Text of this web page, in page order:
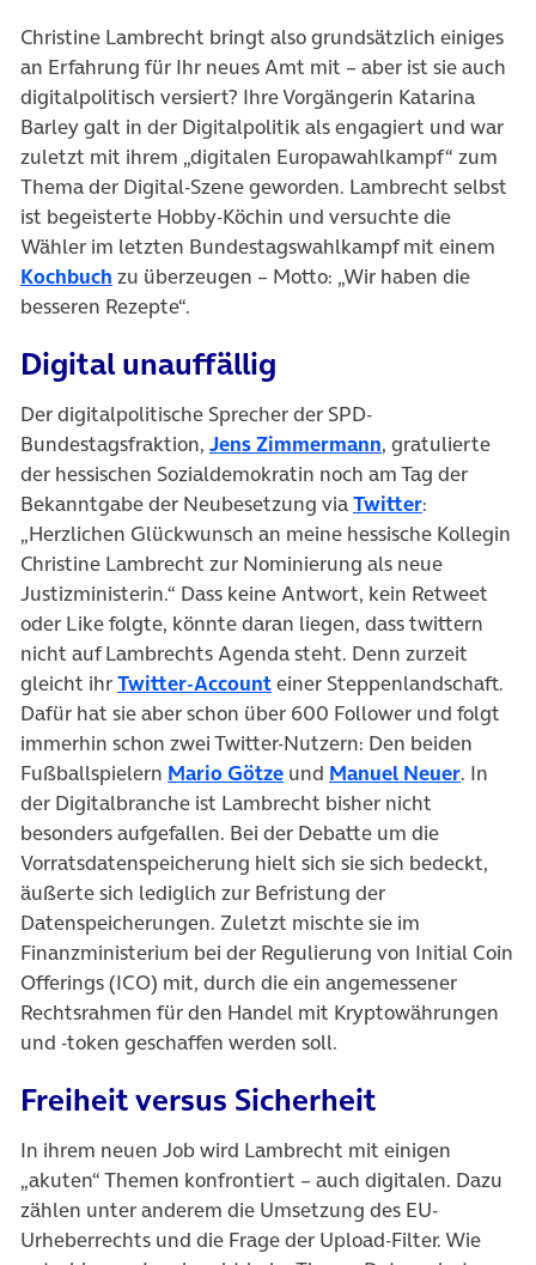
Christine Lambrecht bringt also grundsätzlich einiges
an Erfahrung für Ihr neues Amt mit – aber ist sie auch
digitalpolitisch versiert? Ihre Vorgängerin Katarina
Barley galt in der Digitalpolitik als engagiert und war
zuletzt mit ihrem „digitalen Europawahlkampf“ zum
Thema der Digital-Szene geworden. Lambrecht selbst
ist begeisterte Hobby-Köchin und versuchte die
Wähler im letzten Bundestagswahlkampf mit einem
Kochbuch (öffnet in neuem Tab)
zu überzeugen – Motto: „Wir haben die
besseren Rezepte“.
Digital unauffällig
Der digitalpolitische Sprecher der SPD-
Bundestagsfraktion, Jens Zimmermann(öffnet in
, gratulierte
der hessischen Sozialdemokratin noch am Tag der
Bekanntgabe der Neubesetzung viaTwitter(öffnet in
:
„Herzlichen Glückwunsch an meine hessische Kollegin
Christine Lambrecht zur Nominierung als neue
Justizministerin.“ Dass keine Antwort, kein Retweet
oder Like folgte, könnte daran liegen, dass twittern
nicht auf Lambrechts Agenda steht. Denn zurzeit
gleicht ihrTwitter-Account(öffnet in neuem Tab)
einer Steppenlandschaft.
Dafür hat sie aber schon über 600 Follower und folgt
immerhin schon zwei Twitter-Nutzern: Den beiden
Fußballspielern Mario Götze(öffnet in neuem Tab)
und Manuel Neuer(öffnet
. In
der Digitalbranche ist Lambrecht bisher nicht
besonders aufgefallen. Bei der Debatte um die
Vorratsdatenspeicherung hielt sich sie sich bedeckt,
äußerte sich lediglich zur Befristung der
Datenspeicherungen. Zuletzt mischte sie im
Finanzministerium bei der Regulierung von Initial Coin
Offerings (ICO) mit, durch die ein angemessener
Rechtsrahmen für den Handel mit Kryptowährungen
und -token geschaffen werden soll.
Freiheit versus Sicherheit
In ihrem neuen Job wird Lambrecht mit einigen
„akuten“ Themen konfrontiert – auch digitalen. Dazu
zählen unter anderem die Umsetzung des EU-
Urheberrechts und die Frage der Upload-Filter. Wie